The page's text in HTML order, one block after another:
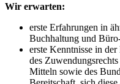
Wir erwarten:
erste Erfahrungen in
Buchhaltung und
erste Kenntnisse in
des
Mitteln sowie des